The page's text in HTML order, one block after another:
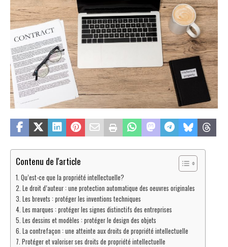
Contenu de l'article
Qu’est-ce que la propriété intellectuelle?
Le droit d’auteur : une protection automatique des oeuvres originales
Les brevets : protéger les inventions techniques
Les marques : protéger les signes distinctifs des entreprises
Les dessins et modèles : protéger le design des objets
La contrefaçon : une atteinte aux droits de propriété intellectuelle
Protéger et valoriser ses droits de propriété intellectuelle